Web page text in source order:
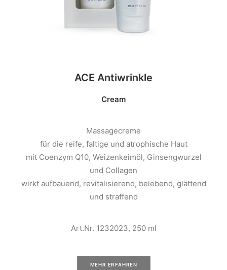
ACE Antiwrinkle
Cream
Massagecreme
für die reife, faltige und atrophische Haut
mit Coenzym Q10, Weizenkeimöl, Ginsengwurzel
und Collagen
wirkt aufbauend, revitalisierend, belebend, glättend
und straffend
Art.Nr. 1232023, 250 ml
MEHR ERFAHREN